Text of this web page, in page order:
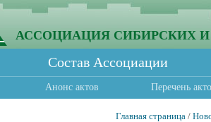
АССОЦИАЦИЯ СИБИРСКИХ
Состав Ассоциации
Анонс актов Перечень
Главная страница /